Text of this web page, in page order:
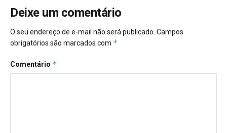
Deixe um comentário
O seu endereço de e-mail não será publicado. Campos
obrigatórios são marcados com *
Comentário *